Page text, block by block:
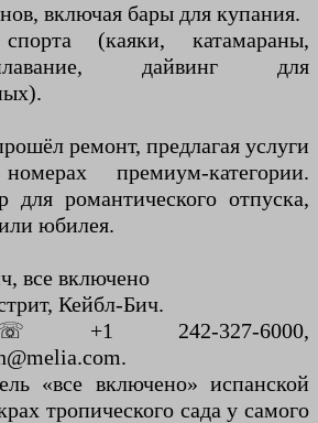
включая бары для купания.
(каяки, катамараны,
дайвинг для
ремонт, предлагая услуги
премиум-категории.
для романтического отпуска,
юбилея.
все включено
Кейбл-Бич.
+1 242-327-6000,
«все включено» испанской
тропического сада у самого